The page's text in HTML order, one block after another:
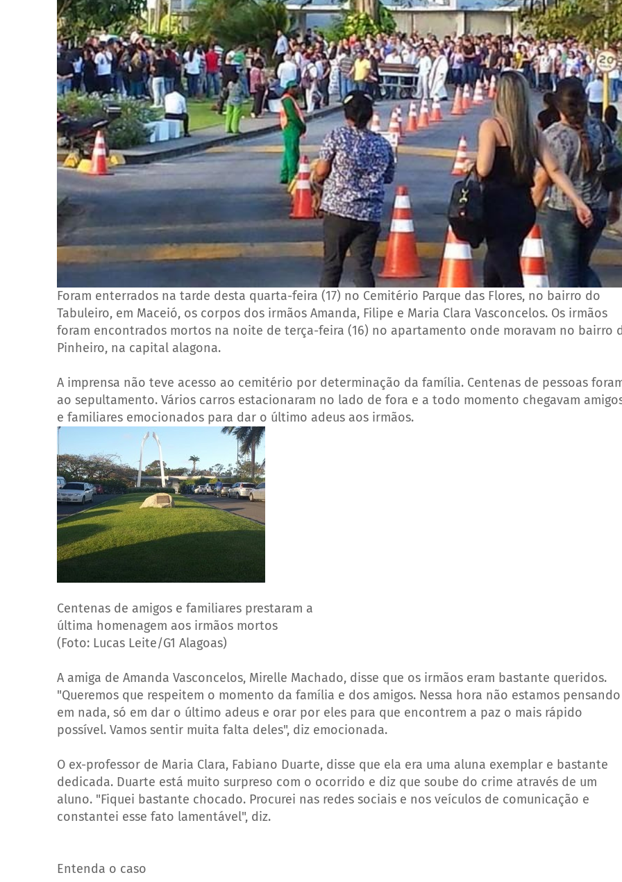
Foram enterrados na tarde desta quarta-feira (17) no Cemitério Parque das Flores, no bairro do
Tabuleiro, em Maceió, os corpos dos irmãos Amanda, Filipe e Maria Clara Vasconcelos. Os irmãos
foram encontrados mortos na noite de terça-feira (16) no apartamento onde moravam no bairro
Pinheiro, na capital alagona.
A imprensa não teve acesso ao cemitério por determinação da família. Centenas de pessoas
ao sepultamento. Vários carros estacionaram no lado de fora e a todo momento chegavam
e familiares emocionados para dar o último adeus aos irmãos.
Centenas de amigos e familiares prestaram a
última homenagem aos irmãos mortos
(Foto: Lucas Leite/G1 Alagoas)
A amiga de Amanda Vasconcelos, Mirelle Machado, disse que os irmãos eram bastante queridos.
"Queremos que respeitem o momento da família e dos amigos. Nessa hora não estamos pensando
em nada, só em dar o último adeus e orar por eles para que encontrem a paz o mais rápido
possível. Vamos sentir muita falta deles", diz emocionada.
O ex-professor de Maria Clara, Fabiano Duarte, disse que ela era uma aluna exemplar e bastante
dedicada. Duarte está muito surpreso com o ocorrido e diz que soube do crime através de um
aluno. "Fiquei bastante chocado. Procurei nas redes sociais e nos veículos de comunicação e
constantei esse fato lamentável", diz.
Entenda o caso